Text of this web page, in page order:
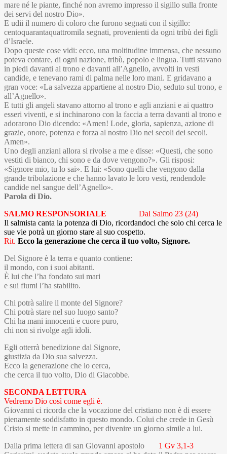
mare né le piante, finché non avremo impresso il sigillo sulla fronte
dei servi del nostro Dio».
E udii il numero di coloro che furono segnati con il sigillo:
centoquarantaquattromila segnati, provenienti da ogni tribù dei figli
d’Israele.
Dopo queste cose vidi: ecco, una moltitudine immensa, che nessuno
poteva contare, di ogni nazione, tribù, popolo e lingua. Tutti stavano
in piedi davanti al trono e davanti all’Agnello, avvolti in vesti
candide, e tenevano rami di palma nelle loro mani. E gridavano a
gran voce: «La salvezza appartiene al nostro Dio, seduto sul trono, e
all’Agnello».
E tutti gli angeli stavano attorno al trono e agli anziani e ai quattro
esseri viventi, e si inchinarono con la faccia a terra davanti al trono e
adorarono Dio dicendo: «Amen! Lode, gloria, sapienza, azione di
grazie, onore, potenza e forza al nostro Dio nei secoli dei secoli.
Amen».
Uno degli anziani allora si rivolse a me e disse: «Questi, che sono
vestiti di bianco, chi sono e da dove vengono?». Gli risposi:
«Signore mio, tu lo sai». E lui: «Sono quelli che vengono dalla
grande tribolazione e che hanno lavato le loro vesti, rendendole
candide nel sangue dell’Agnello».
Parola di Dio.
SALMO RESPONSORIALE
Dal Salmo 23 (24)
Il salmista canta la potenza di Dio, ricordandoci che solo chi cerca le
sue vie potrà un giorno stare al suo cospetto.
Rit. Ecco la generazione che cerca il tuo volto, Signore.
Del Signore è la terra e quanto contiene:
il mondo, con i suoi abitanti.
È lui che l’ha fondato sui mari
e sui fiumi l’ha stabilito.
Chi potrà salire il monte del Signore?
Chi potrà stare nel suo luogo santo?
Chi ha mani innocenti e cuore puro,
chi non si rivolge agli idoli.
Egli otterrà benedizione dal Signore,
giustizia da Dio sua salvezza.
Ecco la generazione che lo cerca,
che cerca il tuo volto, Dio di Giacobbe.
SECONDA LETTURA
Vedremo Dio così come egli è.
Giovanni ci ricorda che la vocazione del cristiano non è di essere
pienamente soddisfatto in questo mondo. Colui che crede in Gesù
Cristo si mette in cammino, per divenire un giorno simile a lui.
Dalla prima lettera di san Giovanni apostolo 1 Gv 3,1-3